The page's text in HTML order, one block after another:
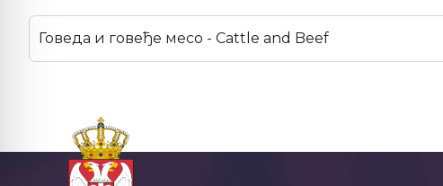
Говеда и говеђе месо - Cattle and Beef